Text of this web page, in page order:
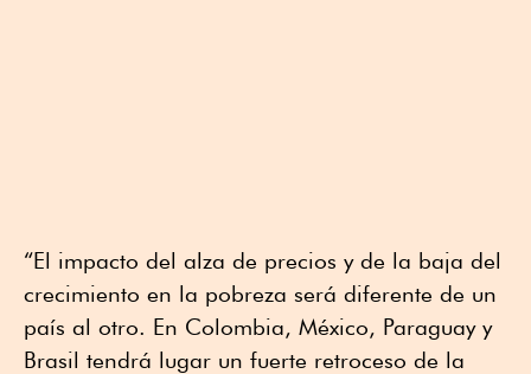
“El impacto del alza de precios y de la baja del
crecimiento en la pobreza será diferente de un
país al otro. En Colombia, México, Paraguay y
Brasil tendrá lugar un fuerte retroceso de la